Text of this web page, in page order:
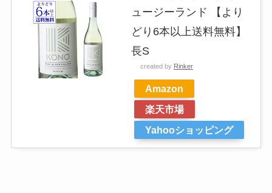
ュージーランド 【より
どり6本以上送料無料】
長S
created by Rinker
Amazon
楽天市場
Yahooショッピング